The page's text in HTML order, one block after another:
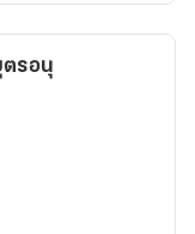
ตรอนุ